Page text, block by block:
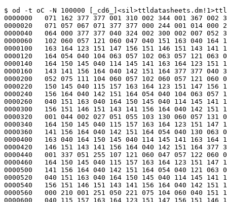
$ od -t oC -N 100000 [_cd6_]<sil>ttldatasheets.dm!1>ttl4.sil
0000000   071 162 377 377 001 310 002 344 001 367 002 355 007 067 057 062
0000020   071 057 067 071 377 377 000 244 001 014 000 256 041 023 002 061
0000040   064 000 377 377 040 324 002 300 002 007 052 311 113 104 060 057
0000060   102 060 057 121 060 047 040 151 163 040 164 150 145 040 115 157
0000100   163 164 123 151 147 156 151 146 151 143 141 156 164 040 142 151
0000120   164 054 040 104 063 057 102 063 057 121 063 047 040 151 163 040
0000140   164 150 145 040 114 145 141 163 164 123 151 147 156 151 146 151
0000160   143 141 156 164 040 142 151 164 377 377 040 334 002 064 002 011
0000200   052 075 111 104 060 057 102 060 057 121 060 040 151 163 040 164
0000220   150 145 040 115 157 163 164 123 151 147 156 151 146 151 143 141
0000240   156 164 040 142 151 164 054 040 104 063 057 102 063 057 121 063
0000260   040 151 163 040 164 150 145 040 114 145 141 163 164 123 151 147
0000300   156 151 146 151 143 141 156 164 040 142 151 164 377 377 041 010
0000320   001 044 002 027 051 055 103 130 060 057 131 060 040 151 163 040
0000340   164 150 145 040 115 157 163 164 123 151 147 156 151 146 151 143
0000360   141 156 164 040 142 151 164 054 040 130 063 057 131 063 040 151
0000400   163 040 164 150 145 040 114 145 141 163 164 123 151 147 156 151
0000420   146 151 143 141 156 164 040 142 151 164 377 377 040 304 001 244
0000440   001 337 051 255 107 121 060 047 057 122 060 047 040 151 163 040
0000460   164 150 145 040 115 157 163 164 123 151 147 156 151 146 151 143
0000500   141 156 164 040 142 151 164 054 040 121 063 047 057 122 063 047
0000520   040 151 163 040 164 150 145 040 114 145 141 163 164 123 151 147
0000540   156 151 146 151 143 141 156 164 040 142 151 164 377 377 040 270
0000560   000 210 001 251 050 221 075 104 060 040 151 163 040 164 150 145
0000600   040 115 157 163 164 123 151 147 156 151 146 151 143 141 156 164
0000620   040 142 151 164 054 040 104 067 040 151 163 040 164 150 145 040
0000640   114 145 141 163 164 123 151 147 156 151 146 151 143 141 156 164
0000660   040 142 151 164 377 377 000 300 001 174 001 115 001 210 031 123
0000700   062 054 123 061 075 061 061 040 163 145 154 145 143 164 163 040
0000720   121 063 047 050 122 063 047 051 377 377 000 300 001 130 001 115
0000740   001 144 031 123 062 054 123 061 075 060 060 040 163 145 154 145
0000760   143 164 163 040 121 060 047 050 122 060 047 051 377 377 000 300
0001000   001 160 001 115 001 174 031 123 062 054 123 061 075 061 060 040
0001020   163 145 154 145 143 164 163 040 121 062 047 050 122 062 047 051
0001040   377 377 000 300 001 144 001 115 001 160 031 123 062 054 123 061
0001060   075 060 061 040 163 145 154 145 143 164 163 040 121 061 047 050
0001100   122 061 047 051 377 377 000 164 002 307 000 210 042 316 004 123
0001120   062 065 070 002 377 377 000 051 002 164 000 075 042 173 004 123
0001140   062 065 070 002 377 377 000 043 001 354 000 067 041 363 004 123
0001160   062 065 067 123 377 377 000 206 001 306 000 212 001 321 001 054
0001200   377 377 000 160 002 132 000 214 002 143 004 123 062 065 070 123
0001220   377 377 000 146 002 136 000 152 002 151 001 054 377 377 000 154
0001240   002 130 000 155 342 146 377 377 000 154 002 145 000 216 342 146
0001260   377 377 000 215 002 130 000 216 342 145 377 377 000 154 002 130
0001300   000 215 342 131 377 377 000 110 002 134 000 144 002 145 004 123
0001320   061 065 070 045 377 377 000 150 000 004 000 204 000 015 004 123
0001340   061 065 061 130 377 377 000 340 000 240 000 374 000 251 004 123
0001360   061 065 063 246 377 377 000 064 000 340 000 110 040 347 004 123
0001400   062 065 063 047 377 377 000 274 000 340 001 102 000 354 027 123
0001420   062 054 123 061 075 061 061 040 163 145 154 145 143 164 163 040
0001440   130 063 050 131 063 051 377 377 000 274 000 324 001 102 000 340
0001460   027 123 062 054 123 061 075 061 060 040 163 145 154 145 143 164
0001500   163 040 130 062 050 131 062 051 377 377 000 274 000 274 001 102
0001520   000 310 027 123 062 054 123 061 075 060 060 040 163 145 154 145
0001540   143 164 163 040 130 060 050 131 060 051 377 377 000 274 000 310
0001560   001 102 000 324 027 123 062 054 123 061 075 060 061 040 163 145
0001600   154 145 143 164 163 040 130 061 050 131 061 051 377 377 000 244
0001620   000 130 001 054 000 143 027 123 064 054 123 062 054 123 061 075
0001640   061 061 061 040 163 145 154 145 143 164 163 040 104 067 377 377
0001660   000 244 000 050 001 054 000 063 027 123 064 054 123 062 054 123
0001700   061 075 060 060 060 040 163 145 154 145 143 164 163 040 104 060
0001720   377 377 000 244 000 100 001 054 000 113 027 123 064 054 123 062
0001740   054 123 061 075 060 061 060 040 163 145 154 145 143 164 163 040
0001760   104 062 377 377 000 244 000 064 001 054 000 077 027 123 064 054
0002000   123 062 054 123 061 075 060 060 061 040 163 145 154 145 143 164
0002020   163 040 104 061 377 377 000 244 000 114 001 054 000 127 027 123
0002040   064 054 123 062 054 123 061 075 061 060 060 040 163 145 154 145
0002060   143 164 163 040 104 064 377 377 000 223 001 305 000 257 001 316
0002100   004 123 062 065 067 050 377 377 000 060 002 312 000 072 042 321
0002120   002 061 065 003 377 377 000 113 002 254 000 125 042 263 002 061
0002140   062 003 377 377 000 113 002 234 000 120 042 243 001 071 377 377
0002160   000 113 002 214 000 120 042 223 001 067 377 377 000 113 002 174
0002200   000 120 042 203 001 064 377 377 000 027 002 170 000 034 042 177
0002220   001 062 377 377 000 027 002 200 000 034 042 207 001 063 377 377
0002240   000 027 002 210 000 034 042 217 001 065 377 377 000 027 002 220
0002260   000 034 042 227 001 066 377 377 000 022 002 230 000 034 042 237
0002300   002 061 061 003 377 377 000 022 002 240 000 034 042 247 002 061
0002320   060 003 377 377 000 022 002 250 000 034 042 257 002 061 064 003
0002340   377 377 000 022 002 260 000 034 042 267 002 061 063 003 377 377
0002360   000 045 002 312 000 052 042 321 001 061 377 377 000 140 002 264
0002400   000 145 042 273 001 061 377 377 000 133 002 274 000 145 042 303
0002420   002 061 065 003 377 377 000 317 002 164 000 324 042 173 001 071
0002440   377 377 000 233 002 164 000 245 042 173 002 061 061 003 377 377
0002460   000 233 002 174 000 245 042 203 002 061 060 003 377 377 000 317
0002500   002 230 000 331 042 237 002 061 062 003 377 377 000 233 002 230
0002520   000 245 042 237 002 061 064 003 377 377 000 233 002 240 000 245
0002540   042 247 002 061 063 003 377 377 000 217 002 230 000 224 042 237
0002560   001 067 377 377 000 140 002 230 000 145 042 237 001 065 377 377
0002600   000 140 002 240 000 145 042 247 001 066 377 377 000 217 002 164
0002620   000 224 042 173 001 064 377 377 000 140 002 164 000 145 042 173
0002640   001 062 377 377 000 140 002 174 000 145 042 203 001 063 377 377
0002660   000 137 002 060 000 144 042 067 001 061 377 377 000 132 002 070
0002700   000 144 042 077 002 061 065 003 377 377 000 232 002 030 000 244
0002720   042 037 002 061 063 003 377 377 000 232 002 020 000 244 042 027
0002740   002 061 064 003 377 377 000 316 002 020 000 330 042 027 002 061
0002760   062 003 377 377 000 232 001 364 000 244 041 373 002 061 060 003
0003000   377 377 000 232 001 354 000 244 041 363 002 061 061 003 377 377
0003020   000 316 001 354 000 323 041 363 001 071 377 377 000 137 002 030
0003040   000 144 042 037 001 066 377 377 000 137 002 020 000 144 042 027
0003060   001 065 377 377 000 216 002 020 000 223 042 027 001 067 377 377
0003100   000 137 001 364 000 144 041 373 001 063 377 377 000 137 001 354
0003120   000 144 041 363 001 062 377 377 000 216 001 354 000 223 041 363
0003140   001 064 377 377 000 057 002 102 000 071 042 111 002 061 065 003
0003160   377 377 000 044 002 102 000 051 042 111 001 061 377 377 000 021
0003200   002 050 000 033 042 057 002 061 063 003 377 377 000 021 002 040
0003220   000 033 042 047 002 061 064 003 377 377 000 021 002 030 000 033
0003240   042 037 002 061 060 003 377 377 000 021 002 020 000 033 042 027
0003260   002 061 061 003 377 377 000 026 002 010 000 033 042 017 001 066
0003300   377 377 000 026 002 000 000 033 042 007 001 065 377 377 000 026
0003320   001 370 000 033 041 377 001 063 377 377 000 026 001 360 000 033
0003340   041 367 001 062 377 377 000 112 001 364 000 117 041 373 001 064
0003360   377 377 000 112 002 004 000 117 042 013 001 067 377 377 000 112
0003400   002 024 000 117 042 033 001 071 377 377 000 112 002 044 000 124
0003420   042 053 002 061 062 003 377 377 000 024 001 220 000 036 041 227
0003440   002 061 063 003 377 377 000 031 001 210 000 036 041 217 001 063
0003460   377 377 000 045 001 252 000 052 041 261 001 062 377 377 000 024
0003500   001 174 000 036 041 203 002 061 065 003 377 377 000 031 001 140
0003520   000 036 041 147 001 061 377 377 000 114 001 224 000 126 041 233
0003540   002 061 062 003 377 377 000 114 001 214 000 126 041 223 002 061
0003560   061 003 377 377 000 114 001 204 000 126 041 213 002 061 060 003
0003600   377 377 000 114 001 174 000 121 041 203 001 071 377 377 000 114
0003620   001 154 000 121 041 163 001 064 377 377 000 114 001 144 000 121
0003640